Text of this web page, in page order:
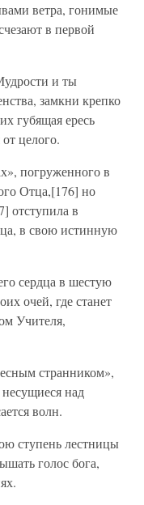
ветра, гонимые
в первой
и ты
замкни крепко
губящая ересь
целого.
погруженного в
Отца,[176] но
отступила в
в свою истинную
сердца в шестую
очей, где станет
Учителя,
странником»,
над
волн.
ступень лестницы
голос бога,